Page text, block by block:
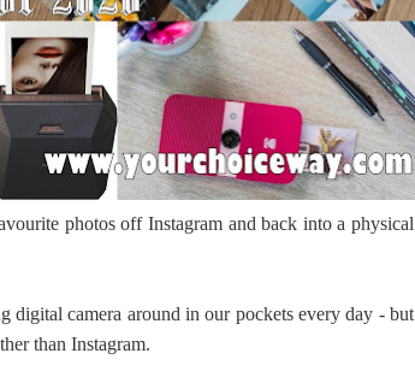
photos off Instagram and back into a physical
digital camera around in our pockets every day - but
than Instagram.